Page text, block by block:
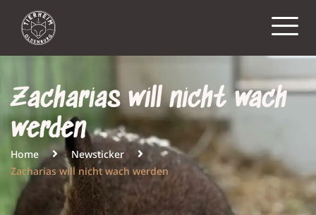
Zacharias will nicht wach
werden
Home
Newsticker
Zacharias will nicht wach werden